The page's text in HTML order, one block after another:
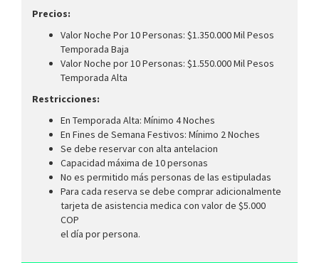
Precios:
Valor Noche Por 10 Personas: $1.350.000 Mil Pesos
Temporada Baja
Valor Noche por 10 Personas: $1.550.000 Mil Pesos
Temporada Alta
Restricciones:
En Temporada Alta: Mínimo 4 Noches
En Fines de Semana Festivos: Mínimo 2 Noches
Se debe reservar con alta antelacion
Capacidad máxima de 10 personas
No es permitido más personas de las estipuladas
Para cada reserva se debe comprar adicionalmente
tarjeta de asistencia medica con valor de $5.000
COP
el día por persona.